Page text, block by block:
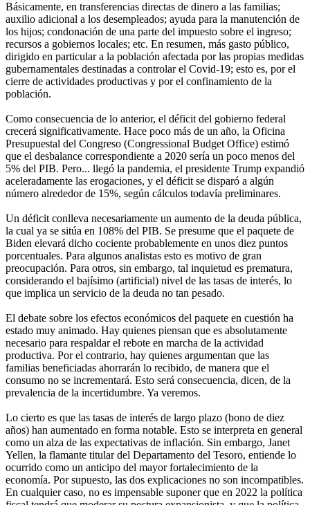
Básicamente, en transferencias directas de dinero a las familias;
auxilio adicional a los desempleados; ayuda para la manutención de
los hijos; condonación de una parte del impuesto sobre el ingreso;
recursos a gobiernos locales; etc. En resumen, más gasto público,
dirigido en particular a la población afectada por las propias medidas
gubernamentales destinadas a controlar el Covid-19; esto es, por el
cierre de actividades productivas y por el confinamiento de la
población.
Como consecuencia de lo anterior, el déficit del gobierno federal
crecerá significativamente. Hace poco más de un año, la Oficina
Presupuestal del Congreso (Congressional Budget Office) estimó
que el desbalance correspondiente a 2020 sería un poco menos del
5% del PIB. Pero... llegó la pandemia, el presidente Trump expandió
aceleradamente las erogaciones, y el déficit se disparó a algún
número alrededor de 15%, según cálculos todavía preliminares.
Un déficit conlleva necesariamente un aumento de la deuda pública,
la cual ya se sitúa en 108% del PIB. Se presume que el paquete de
Biden elevará dicho cociente probablemente en unos diez puntos
porcentuales. Para algunos analistas esto es motivo de gran
preocupación. Para otros, sin embargo, tal inquietud es prematura,
considerando el bajísimo (artificial) nivel de las tasas de interés, lo
que implica un servicio de la deuda no tan pesado.
El debate sobre los efectos económicos del paquete en cuestión ha
estado muy animado. Hay quienes piensan que es absolutamente
necesario para respaldar el rebote en marcha de la actividad
productiva. Por el contrario, hay quienes argumentan que las
familias beneficiadas ahorrarán lo recibido, de manera que el
consumo no se incrementará. Esto será consecuencia, dicen, de la
prevalencia de la incertidumbre. Ya veremos.
Lo cierto es que las tasas de interés de largo plazo (bono de diez
años) han aumentado en forma notable. Esto se interpreta en general
como un alza de las expectativas de inflación. Sin embargo, Janet
Yellen, la flamante titular del Departamento del Tesoro, entiende lo
ocurrido como un anticipo del mayor fortalecimiento de la
economía. Por supuesto, las dos explicaciones no son incompatibles.
En cualquier caso, no es impensable suponer que en 2022 la política